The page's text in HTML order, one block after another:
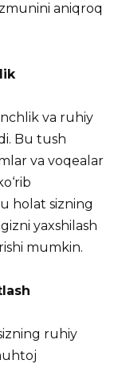
aniqroq
va ruhiy
Bu tush
va voqealar
holat sizning
yaxshilash
mumkin.
ruhiy